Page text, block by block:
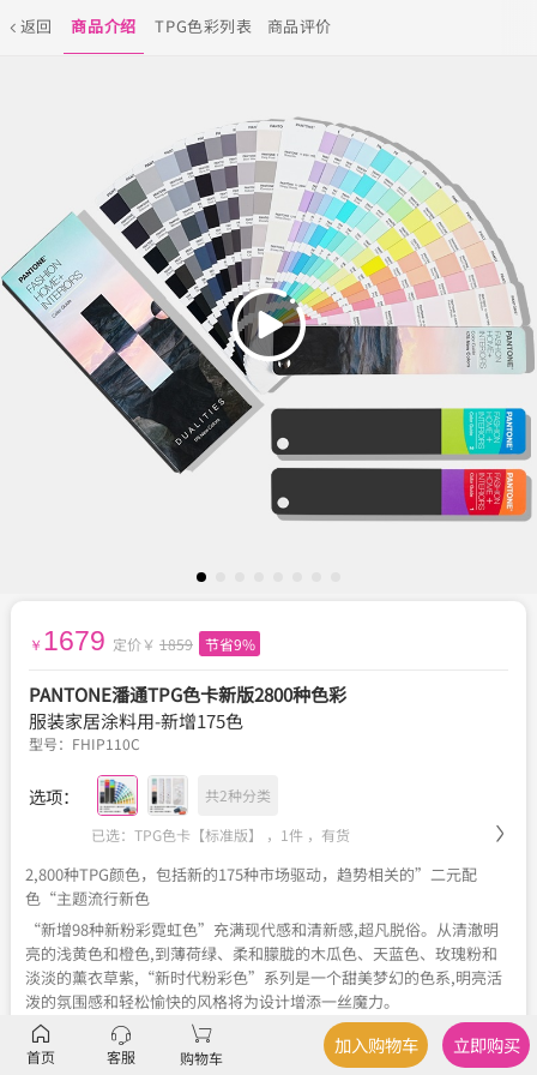
返回 商品介绍 TPG色彩列表 商品评价
￥ 1679 定价￥ 1859 节省9%
PANTONE潘通TPG色卡新版2800种色彩
服装家居涂料用-新增175色
型号： FHIP110C
选项：
共2种分类
已选：TPG色卡【标准版】 ，1件 ， 有货
2,800种TPG颜色，包括新的175种市场驱动，趋势相关的”二元配
色“主题流行新色
“新增98种新粉彩霓虹色”充满现代感和清新感,超凡脱俗。从清澈明
亮的浅黄色和橙色,到薄荷绿、柔和朦胧的木瓜色、天蓝色、玫瑰粉和
淡淡的薰衣草紫,“新时代粉彩色”系列是一个甜美梦幻的色系,明亮活
泼的氛围感和轻松愉快的风格将为设计增添一丝魔力。
“新增77种暗色”探索色彩的基本原理,突出介乎黑白之间的各种细微
色彩差别。从黑到白的渐变色显示,这些灰色、暖色和冷色的色调和色
首页 客服 购物车
加入购物车 立即购买